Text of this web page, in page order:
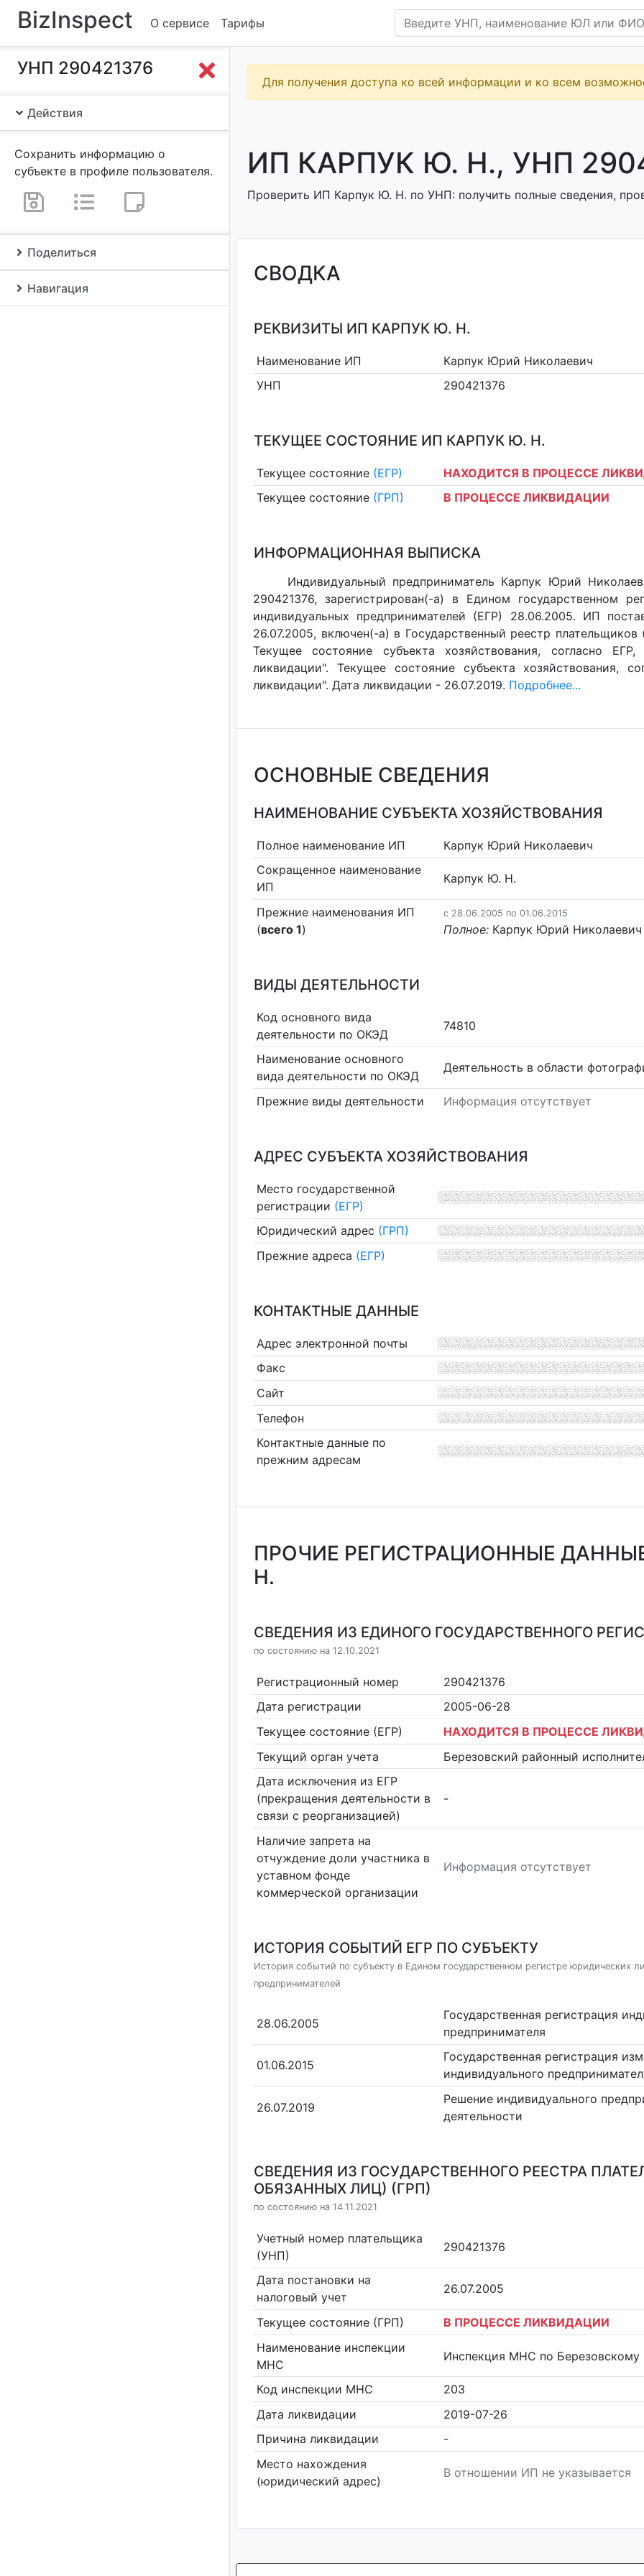
BizInspect О сервисе Тарифы
УНП 290421376
Действия
Сохранить информацию о
субъекте в профиле пользователя.
Поделиться
Навигация
Для получения доступа ко всей информации и ко всем
ИП КАРПУК Ю. Н., УНП
Проверить ИП Карпук Ю. Н. по УНП: получить полные сведения,
СВОДКА
РЕКВИЗИТЫ ИП КАРПУК Ю. Н.
Наименование ИП
Карпук Юрий Николаевич
УНП
290421376
ТЕКУЩЕЕ СОСТОЯНИЕ ИП КАРПУК Ю. Н.
Текущее состояние (ЕГР)
НАХОДИТСЯ В ПРОЦЕССЕ
Текущее состояние (ГРП) В ПРОЦЕССЕ ЛИКВИДАЦИИ
ИНФОРМАЦИОННАЯ ВЫПИСКА
Индивидуальный предприниматель Карпук Юрий
290421376, зарегистрирован(-а) в Едином государственном
индивидуальных предпринимателей (ЕГР) 28.06.2005. ИП
26.07.2005, включен(-a) в Государственный реестр
Текущее состояние субъекта хозяйствования, согласно
ликвидации". Текущее состояние субъекта хозяйствования,
ликвидации". Дата ликвидации - 26.07.2019. Подробнее...
ОСНОВНЫЕ СВЕДЕНИЯ
НАИМЕНОВАНИЕ СУБЪЕКТА ХОЗЯЙСТВОВАНИЯ
Полное наименование ИП
Карпук Юрий Николаевич
Сокращенное наименование
ИП
Карпук Ю. Н.
Прежние наименования ИП
(всего 1)
c 28.06.2005 по 01.06.2015
Полное: Карпук Юрий Николаевич
ВИДЫ ДЕЯТЕЛЬНОСТИ
Код основного вида
деятельности по ОКЭД
74810
Наименование основного
вида деятельности по ОКЭД
Деятельность в области
Прежние виды деятельности Информация отсутствует
АДРЕС СУБЪЕКТА ХОЗЯЙСТВОВАНИЯ
Место государственной
регистрации (ЕГР)
Юридический адрес (ГРП)
Прежние адреса (ЕГР)
КОНТАКТНЫЕ ДАННЫЕ
Адрес электронной почты
Факс
Сайт
Телефон
Контактные данные по
прежним адресам
ПРОЧИЕ РЕГИСТРАЦИОННЫЕ
Н.
СВЕДЕНИЯ ИЗ ЕДИНОГО ГОСУДАРСТВЕННОГО
по состоянию на 12.10.2021
Регистрационный номер
290421376
Дата регистрации
2005-06-28
Текущее состояние (ЕГР)
НАХОДИТСЯ В ПРОЦЕССЕ
Текущий орган учета
Березовский районный
Дата исключения из ЕГР
(прекращения деятельности в
связи с реорганизацией)
-
Наличие запрета на
отчуждение доли участника в
уставном фонде
коммерческой организации
Информация отсутствует
ИСТОРИЯ СОБЫТИЙ ЕГР ПО СУБЪЕКТУ
История событий по субъекту в Едином государственном регистре юридических
предпринимателей
28.06.2005
Государственная регистрация
предпринимателя
01.06.2015
Государственная регистрация
индивидуального
26.07.2019
Решение индивидуального
деятельности
СВЕДЕНИЯ ИЗ ГОСУДАРСТВЕННОГО РЕЕСТРА
ОБЯЗАННЫХ ЛИЦ) (ГРП)
по состоянию на 14.11.2021
Учетный номер плательщика
(УНП)
290421376
Дата постановки на
налоговый учет
26.07.2005
Текущее состояние (ГРП)
В ПРОЦЕССЕ ЛИКВИДАЦИИ
Наименование инспекции
МНС
Инспекция МНС по Березовскому
Код инспекции МНС
203
Дата ликвидации
2019-07-26
Причина ликвидации
-
Место нахождения
(юридический адрес)
В отношении ИП не указывается